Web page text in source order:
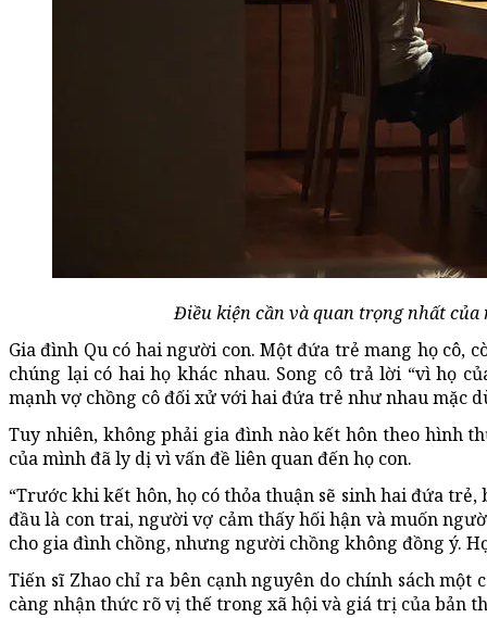
Điều kiện cần và quan trọng nhất của
Gia đình Qu có hai người con. Một đứa trẻ mang họ cô,
chúng lại có hai họ khác nhau. Song cô trả lời “vì họ
mạnh vợ chồng cô đối xử với hai đứa trẻ như nhau mặc
Tuy nhiên, không phải gia đình nào kết hôn theo hình
của mình đã ly dị vì vấn đề liên quan đến họ con.
“Trước khi kết hôn, họ có thỏa thuận sẽ sinh hai đứa
đầu là con trai, người vợ cảm thấy hối hận và muốn
cho gia đình chồng, nhưng người chồng không đồng ý.
Tiến sĩ Zhao chỉ ra bên cạnh nguyên do chính sách
càng nhận thức rõ vị thế trong xã hội và giá trị của bản